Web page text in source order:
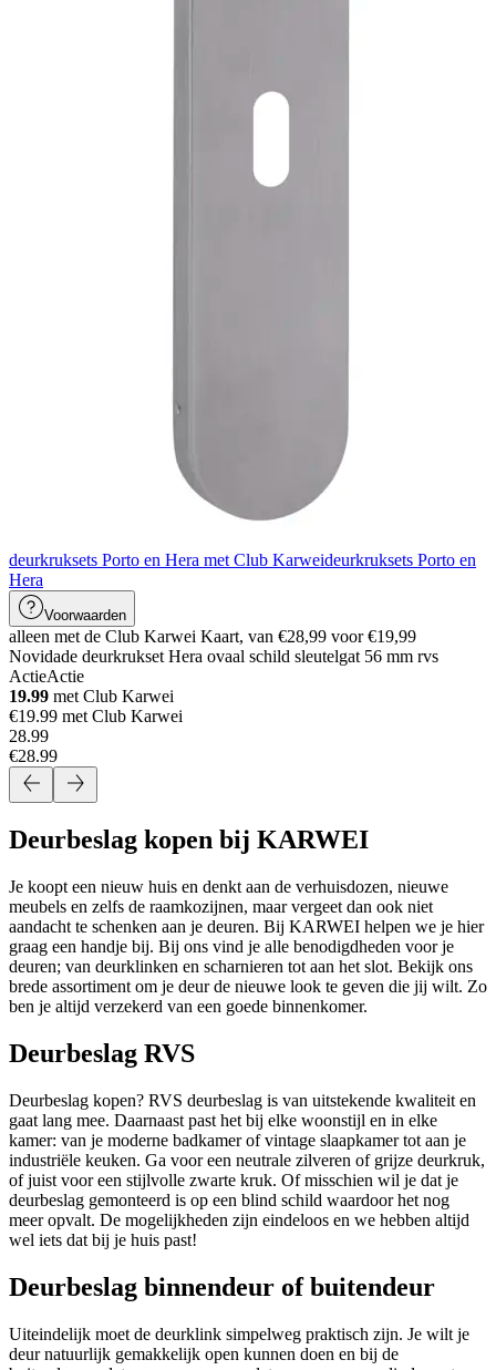
deurkruksets Porto en Hera met Club Karweideurkruksets Porto en
Hera
Voorwaarden
alleen met de Club Karwei Kaart, van €28,99 voor €19,99
Novidade deurkrukset Hera ovaal schild sleutelgat 56 mm rvs
ActieActie
19.99 met Club Karwei
€19.99 met Club Karwei
28.99
€28.99
Deurbeslag kopen bij KARWEI
Je koopt een nieuw huis en denkt aan de verhuisdozen, nieuwe
meubels en zelfs de raamkozijnen, maar vergeet dan ook niet
aandacht te schenken aan je deuren. Bij KARWEI helpen we je hier
graag een handje bij. Bij ons vind je alle benodigdheden voor je
deuren; van deurklinken en scharnieren tot aan het slot. Bekijk ons
brede assortiment om je deur de nieuwe look te geven die jij wilt. Zo
ben je altijd verzekerd van een goede binnenkomer.
Deurbeslag RVS
Deurbeslag kopen? RVS deurbeslag is van uitstekende kwaliteit en
gaat lang mee. Daarnaast past het bij elke woonstijl en in elke
kamer: van je moderne badkamer of vintage slaapkamer tot aan je
industriële keuken. Ga voor een neutrale zilveren of grijze deurkruk,
of juist voor een stijlvolle zwarte kruk. Of misschien wil je dat je
deurbeslag gemonteerd is op een blind schild waardoor het nog
meer opvalt. De mogelijkheden zijn eindeloos en we hebben altijd
wel iets dat bij je huis past!
Deurbeslag binnendeur of buitendeur
Uiteindelijk moet de deurklink simpelweg praktisch zijn. Je wilt je
deur natuurlijk gemakkelijk open kunnen doen en bij de